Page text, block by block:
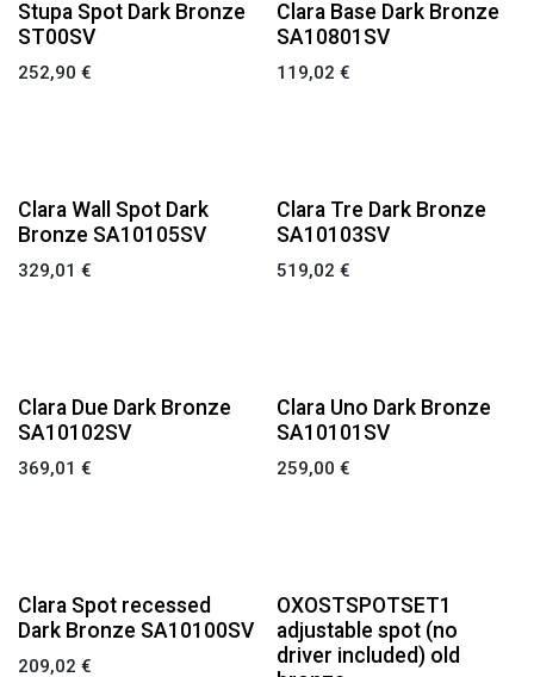
Stupa Spot Dark Bronze
ST00SV
252,90 €
Clara Base Dark Bronze
SA10801SV
119,02 €
Clara Wall Spot Dark
Bronze SA10105SV
329,01 €
Clara Tre Dark Bronze
SA10103SV
519,02 €
Clara Due Dark Bronze
SA10102SV
369,01 €
Clara Uno Dark Bronze
SA10101SV
259,00 €
Clara Spot recessed
Dark Bronze SA10100SV
209,02 €
OXOSTSPOTSET1
adjustable spot (no
driver included) old